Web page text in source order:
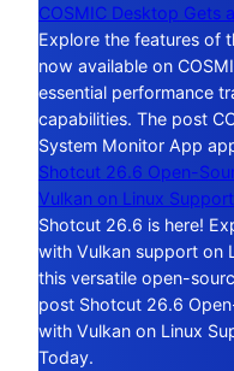
COSMIC Desktop Gets
Explore the features of
now available on
essential performance
capabilities. The post
System Monitor App
Shotcut 26.6 Open-
Vulkan on Linux Support
Shotcut 26.6 is here!
with Vulkan support on
this versatile open-
post Shotcut 26.6
with Vulkan on Linux
Today.